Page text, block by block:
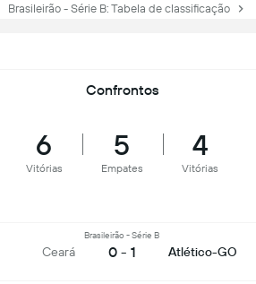
Brasileirão - Série B: Tabela de classificação
Confrontos
6
Vitórias
5
Empates
4
Vitórias
Ceará
Brasileirão - Série B
0 - 1 Atlético-GO